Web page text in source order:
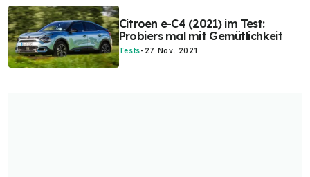
Citroen e-C4 (2021) im Test:
Probiers mal mit Gemütlichkeit
Tests- 27 Nov. 2021